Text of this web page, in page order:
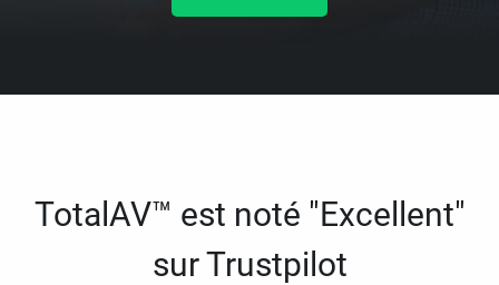
TotalAV™ est noté "Excellent"
sur Trustpilot